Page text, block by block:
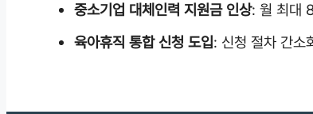
중소기업 대체인력 지원금 인상: 월 최대
육아휴직 통합 신청 도입: 신청 절차 간소